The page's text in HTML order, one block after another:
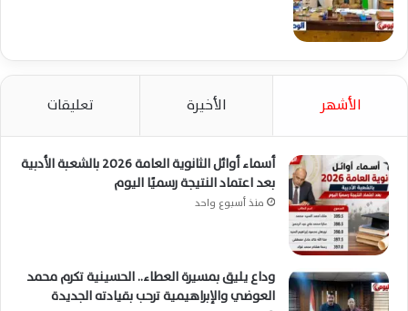
الأشهر الأخيرة تعليقات
أسماء أوائل الثانوية العامة 2026 بالشعبة الأدبية
بعد اعتماد النتيجة رسميًا اليوم
منذ أسبوع واحد
وداع يليق بمسيرة العطاء.. الحسينية تكرم محمد
العوضي والإبراهيمية ترحب بقيادته الجديدة